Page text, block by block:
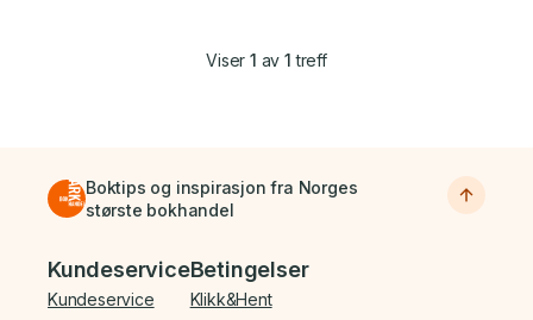
Viser1 av 1 treff
Boktips og inspirasjon fra Norges
største bokhandel
Bunnmeny
Kundeservice
Kundeservice
Betingelser
Klikk&Hent